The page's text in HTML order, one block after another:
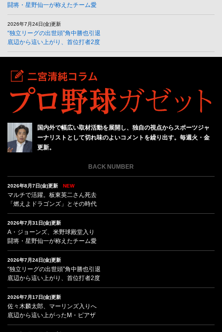
闘将・星野仙一が称えたチーム愛
2026年7月24日(金)更新
“独立リーグの出世頭”角中勝也引退
底辺から這い上がり、首位打者2度
国内外で幅広い取材活動を展開し、独自の視点からスポーツジャ
ーナリストとして切れ味のよいコメントを繰り出す。毎週火・金
更新。
BACK NUMBER
2026年8月7日(金)更新 NEW
マルチで活躍。板東英二さん死去
「燃えよドラゴンズ」とその時代
2026年7月31日(金)更新
A・ジョーンズ、米野球殿堂入り
闘将・星野仙一が称えたチーム愛
2026年7月24日(金)更新
“独立リーグの出世頭”角中勝也引退
底辺から這い上がり、首位打者2度
2026年7月17日(金)更新
佐々木麟太郎、マーリンズ入りへ
底辺から這い上がったM・ピアザ